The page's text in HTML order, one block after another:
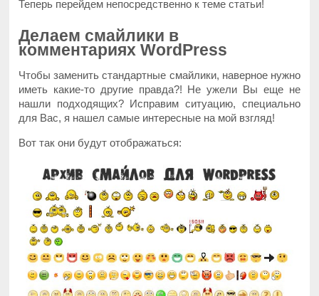
Теперь перейдем непосредственно к теме статьи!
Делаем смайлики в
комментариях WordPress
Чтобы заменить стандартные смайлики, наверное нужно
иметь какие-то другие правда?! Не ужели Вы еще не
нашли подходящих? Исправим ситуацию, специально
для Вас, я нашел самые интересные на мой взгляд!
Вот так они будут отображаться: